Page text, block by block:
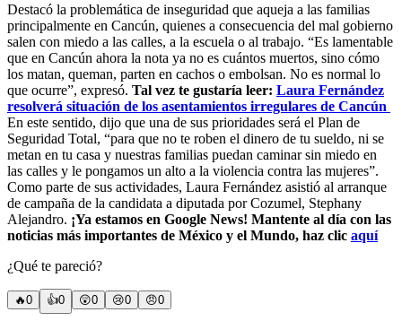
Destacó la problemática de inseguridad que aqueja a las familias
principalmente en Cancún, quienes a consecuencia del mal gobierno
salen con miedo a las calles, a la escuela o al trabajo. “Es lamentable
que en Cancún ahora la nota ya no es cuántos muertos, sino cómo
los matan, queman, parten en cachos o embolsan. No es normal lo
que ocurre”, expresó. Tal vez te gustaría leer: Laura Fernández
resolverá situación de los asentamientos irregulares de Cancún
En este sentido, dijo que una de sus prioridades será el Plan de
Seguridad Total, “para que no te roben el dinero de tu sueldo, ni se
metan en tu casa y nuestras familias puedan caminar sin miedo en
las calles y le pongamos un alto a la violencia contra las mujeres”.
Como parte de sus actividades, Laura Fernández asistió al arranque
de campaña de la candidata a diputada por Cozumel, Stephany
Alejandro. ¡Ya estamos en Google News! Mantente al día con las
noticias más importantes de México y el Mundo, haz clic aquí
¿Qué te pareció?
🔥0 👍0 😲0 😢0 😠0